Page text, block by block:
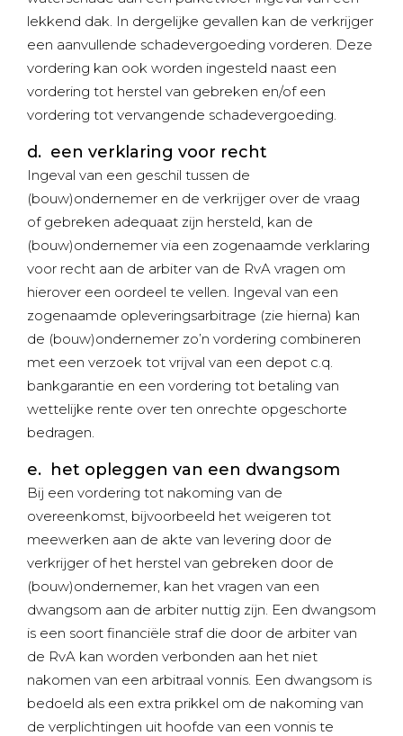
lekkend dak. In dergelijke gevallen kan de verkrijger
een aanvullende schadevergoeding vorderen. Deze
vordering kan ook worden ingesteld naast een
vordering tot herstel van gebreken en/of een
vordering tot vervangende schadevergoeding.
d. een verklaring voor recht
Ingeval van een geschil tussen de
(bouw)ondernemer en de verkrijger over de vraag
of gebreken adequaat zijn hersteld, kan de
(bouw)ondernemer via een zogenaamde verklaring
voor recht aan de arbiter van de RvA vragen om
hierover een oordeel te vellen. Ingeval van een
zogenaamde opleveringsarbitrage (zie hierna) kan
de (bouw)ondernemer zo’n vordering combineren
met een verzoek tot vrijval van een depot c.q.
bankgarantie en een vordering tot betaling van
wettelijke rente over ten onrechte opgeschorte
bedragen.
e. het opleggen van een dwangsom
Bij een vordering tot nakoming van de
overeenkomst, bijvoorbeeld het weigeren tot
meewerken aan de akte van levering door de
verkrijger of het herstel van gebreken door de
(bouw)ondernemer, kan het vragen van een
dwangsom aan de arbiter nuttig zijn. Een dwangsom
is een soort financiële straf die door de arbiter van
de RvA kan worden verbonden aan het niet
nakomen van een arbitraal vonnis. Een dwangsom is
bedoeld als een extra prikkel om de nakoming van
de verplichtingen uit hoofde van een vonnis te